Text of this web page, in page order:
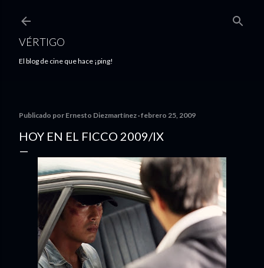
VÉRTIGO
El blog de cine que hace ¡ping!
Publicado por Ernesto Diezmartínez febrero 25, 2009
HOY EN EL FICCO 2009/IX